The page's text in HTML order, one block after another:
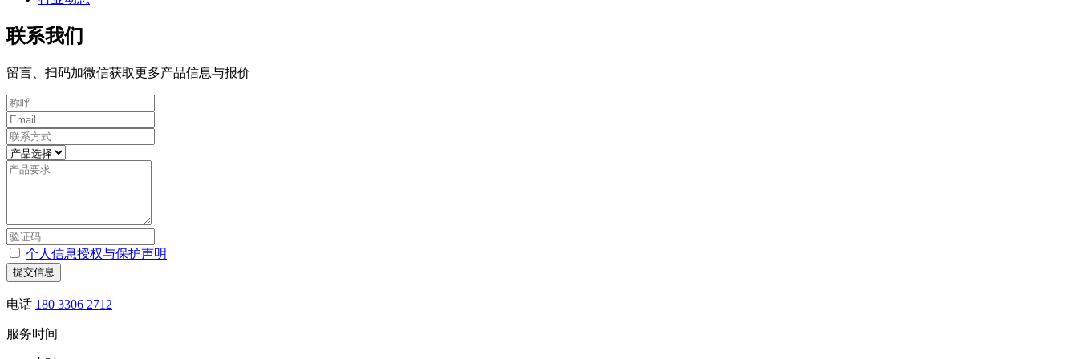
联系我们
留言、扫码加微信获取更多产品信息与报价
个人信息授权与保护声明
提交信息
电话 180 3306 2712
服务时间